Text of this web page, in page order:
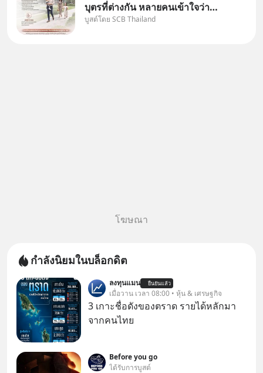
บุตรที่ต่างกัน หลายคนเข้าใจว่า
"เมื่อเป็นลูกของพ่อและแม่ ก็ย่อม
บูสต์โดย SCB Thailand
โฆษณา
กำลังนิยมในบล็อกดิต
ลงทุนแมน ยืนยันแล้ว
เมื่อวาน เวลา 08:00 • หุ้น & เศรษฐกิจ
3 เกาะชื่อดังของตราด รายได้หลักมา
จากคนไทย
Before you go
ได้รับการบูสต์